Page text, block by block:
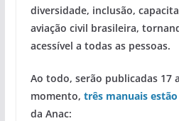
diversidade, inclusão,
aviação civil brasileira,
acessível a todas as pessoas.
Ao todo, serão publicadas 17
momento, três manuais
da Anac: